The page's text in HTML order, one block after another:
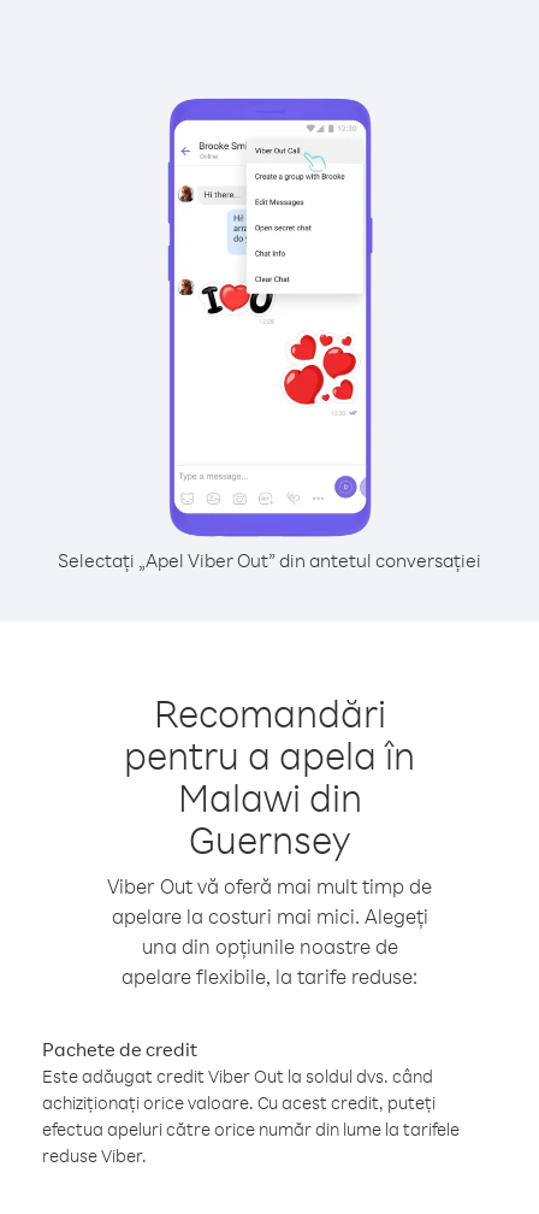
Selectați „Apel Viber Out” din antetul conversației
Recomandări
pentru a apela în
Malawi din
Guernsey
Viber Out vă oferă mai mult timp de
apelare la costuri mai mici. Alegeți
una din opțiunile noastre de
apelare flexibile, la tarife reduse:
Pachete de credit
Este adăugat credit Viber Out la soldul dvs. când
achiziționați orice valoare. Cu acest credit, puteți
efectua apeluri către orice număr din lume la tarifele
reduse Viber.